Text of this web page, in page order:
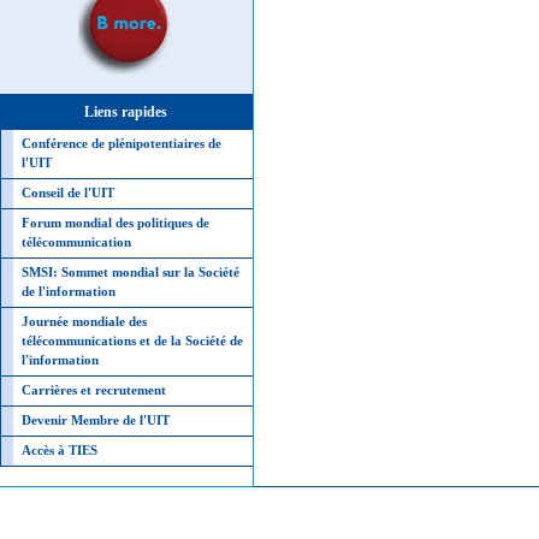
Liens rapides
Conférence de plénipotentiaires de
l'UIT
Conseil de l'UIT
Forum mondial des politiques de
télécommunication
SMSI: Sommet mondial sur la Société
de l'information
Journée mondiale des
télécommunications et de la Société de
l'information
Carrières et recrutement
Devenir Membre de l'UIT
Accès à TIES